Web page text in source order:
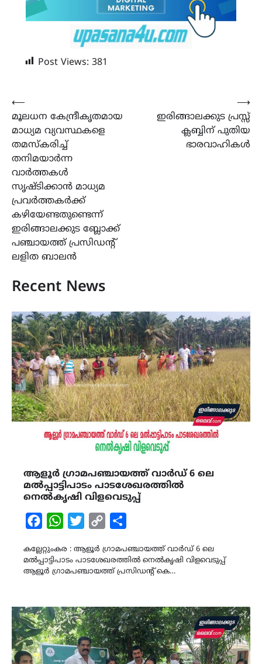
Post Views: 381
Post
navigation
⟵
മൂലധന കേന്ദ്രീകൃതമായ
മാധ്യമ വ്യവസ്ഥകളെ
തമസ്കരിച്ച്
തനിമയാർന്ന
വാർത്തകൾ
സൃഷ്ടിക്കാൻ മാധ്യമ
പ്രവർത്തകർക്ക്
കഴിയേണ്ടതുണ്ടെന്ന്
ഇരിങ്ങാലക്കുട ബ്ലോക്ക്
പഞ്ചായത്ത് പ്രസിഡൻ്റ്
ലളിത ബാലൻ
ഇരിങ്ങാലക്കുട പ്രസ്സ്
ക്ലബ്ബിന് പുതിയ
ഭാരവാഹികൾ
⟶
Recent News
ആളൂർ ഗ്രാമപഞ്ചായത്ത് വാർഡ് 6 ലെ
മൽപ്പാട്ടിപാടം പാടശേഖരത്തിൽ
നെൽകൃഷി വിളവെടുപ്പ്
FacebookWhatsAppTwitterCopy
കല്ലേറ്റുംകര : ആളൂർ ഗ്രാമപഞ്ചായത്ത് വാർഡ് 6 ലെ
മൽപ്പാട്ടിപാടം പാടശേഖരത്തിൽ നെൽകൃഷി വിളവെടുപ്പ്
ആളൂർ ഗ്രാമപഞ്ചായത്ത് പ്രസിഡന്റ്‌ കെ…